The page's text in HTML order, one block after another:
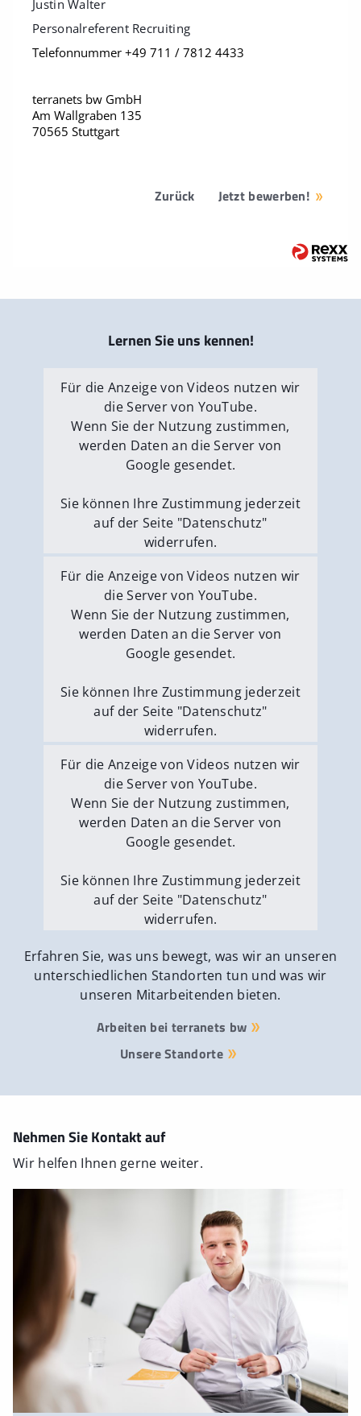
Justin Walter
Personalreferent Recruiting
Telefonnummer +49 711 / 7812 4433
terranets bw GmbH
Am Wallgraben 135
70565 Stuttgart
Zurück Jetzt bewerben!
Lernen Sie uns kennen!
Für die Anzeige von Videos nutzen wir
die Server von YouTube.
Wenn Sie der Nutzung zustimmen,
werden Daten an die Server von
Google gesendet.
Sie können Ihre Zustimmung jederzeit
auf der Seite "Datenschutz"
widerrufen.
Externe Medien erlauben
Für die Anzeige von Videos nutzen wir
die Server von YouTube.
Wenn Sie der Nutzung zustimmen,
werden Daten an die Server von
Google gesendet.
Sie können Ihre Zustimmung jederzeit
auf der Seite "Datenschutz"
widerrufen.
Externe Medien erlauben
Für die Anzeige von Videos nutzen wir
die Server von YouTube.
Wenn Sie der Nutzung zustimmen,
werden Daten an die Server von
Google gesendet.
Sie können Ihre Zustimmung jederzeit
auf der Seite "Datenschutz"
widerrufen.
Externe Medien erlauben
Erfahren Sie, was uns bewegt, was wir an unseren
unterschiedlichen Standorten tun und was wir
unseren Mitarbeitenden bieten.
Arbeiten bei terranets bw
Unsere Standorte
Nehmen Sie Kontakt auf
Wir helfen Ihnen gerne weiter.